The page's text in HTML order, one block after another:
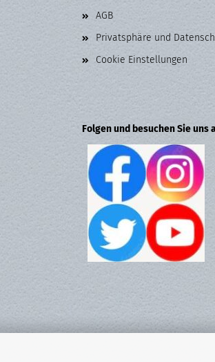
AGB
Privatsphäre und
Cookie Einstellungen
Folgen und besuchen Sie uns